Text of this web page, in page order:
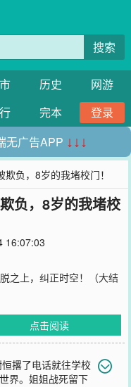
搜索
历史
网游
完本
登录
无广告APP ↓↓↓
负，8岁的我堵校门！
负，8岁的我堵校
16:07:03
之上，纠正时空！（大结
点击阅读
撂了电话就往学校
界。姐姐战死留下